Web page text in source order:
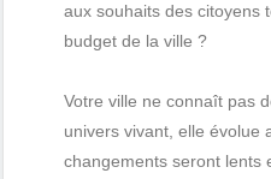
aux souhaits des citoyens
budget de la ville ?
Votre ville ne connaît pas
univers vivant, elle évolue
changements seront lents